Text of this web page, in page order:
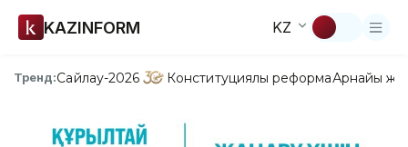
KAZINFORM KZ
Тренд:Сайлау-2026 Конституциялық реформаАрнайы